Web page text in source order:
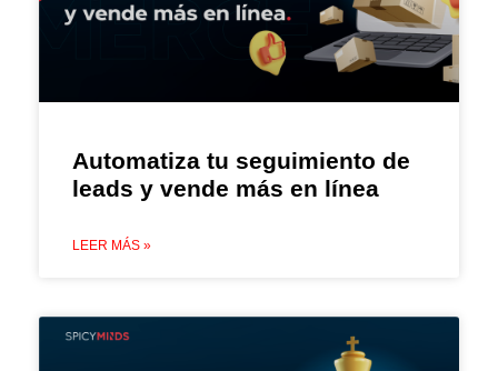
Automatiza tu seguimiento de
leads y vende más en línea
LEER MÁS »